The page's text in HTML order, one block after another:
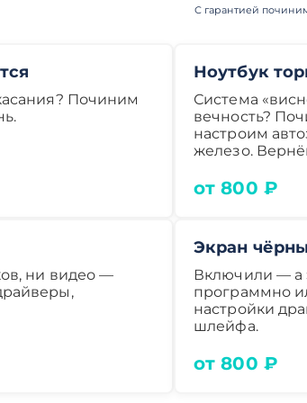
С гарантией
Починим
Ноутбук
Система
вечность?
настроим
железо.
от 800 ₽
ни видео —
Экран
Включили — а
программно
настройки
шлейфа.
от 800 ₽